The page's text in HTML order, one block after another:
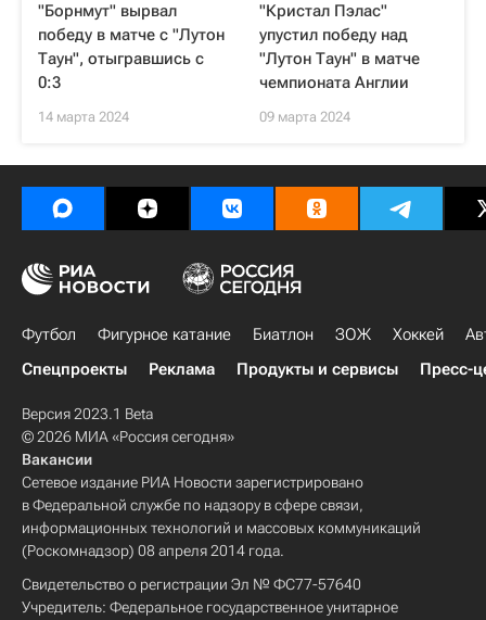
"Борнмут" вырвал
победу в матче с "Лутон
Таун", отыгравшись с
0:3
14 марта 2024
"Кристал Пэлас"
упустил победу над
"Лутон Таун" в матче
чемпионата Англии
09 марта 2024
Футбол Фигурное катание Биатлон ЗОЖ Хоккей
Спецпроекты
Реклама Продукты и сервисы Пресс-
Версия 2023.1 Beta
© 2026 МИА «Россия сегодня»
Вакансии
Сетевое издание РИА Новости зарегистрировано
в Федеральной службе по надзору в сфере связи,
информационных технологий и массовых коммуникаций
(Роскомнадзор) 08 апреля 2014 года.
Свидетельство о регистрации Эл № ФС77-57640
Учредитель: Федеральное государственное унитарное